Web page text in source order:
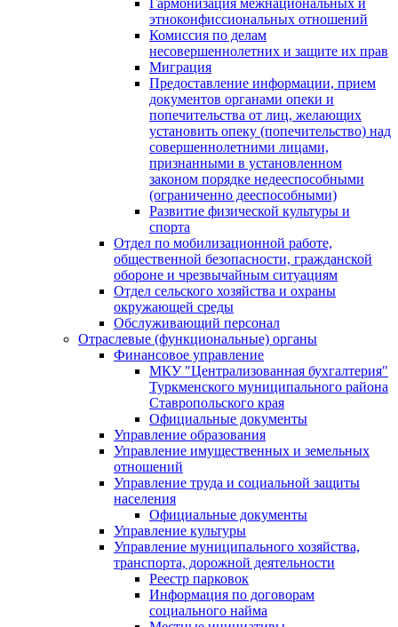
Гармонизация межнациональных и
этноконфиссиональных отношений
Комиссия по делам
несовершеннолетних и защите их прав
Миграция
Предоставление информации, прием
документов органами опеки и
попечительства от лиц, желающих
установить опеку (попечительство) над
совершеннолетними лицами,
признанными в установленном
законом порядке недееспособными
(ограниченно дееспособными)
Развитие физической культуры и
спорта
Отдел по мобилизационной работе,
общественной безопасности, гражданской
оборонe и чрезвычайным ситуациям
Отдел сельского хозяйства и охраны
окружающей среды
Обслуживающий персонал
Отраслевые (функциональные) органы
Финансовое управление
МКУ "Централизованная бухгалтерия"
Туркменского муниципального района
Ставропольского края
Официальные документы
Управление образования
Управление имущественных и земельных
отношений
Управление труда и социальной защиты
населения
Официальные документы
Управление культуры
Управление муниципального хозяйства,
транспорта, дорожной деятельности
Реестр парковок
Информация по договорам
социального найма